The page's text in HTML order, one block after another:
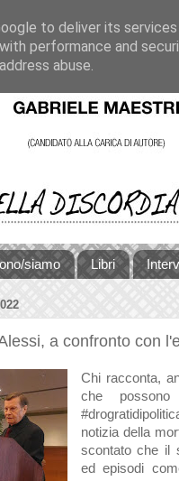
siamo Libri
a confronto con
Chi racconta,
che
notizia della
scontato che il
ed episodi
to deliver its
performance and
abuse.